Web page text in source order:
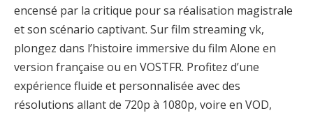
encensé par la critique pour sa réalisation magistrale
et son scénario captivant. Sur film streaming vk,
plongez dans l’histoire immersive du film Alone en
version française ou en VOSTFR. Profitez d’une
expérience fluide et personnalisée avec des
résolutions allant de 720p à 1080p, voire en VOD,